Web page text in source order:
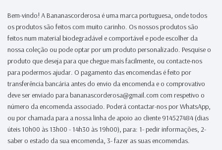
Bem-vindo! A Bananascorderosa é uma marca portuguesa, onde todos
os produtos são feitos com muito carinho. Os nossos produtos são
feitos num material biodegradável e comportável e pode escolher da
nossa coleção ou pode optar por um produto personalizado. Pesquise o
produto que deseja para que chegue mais facilmente, ou contacte-nos
para podermos ajudar. O pagamento das encomendas é feito por
transferência bancária antes do envio da encomenda e o comprovativo
deve ser enviado para bananascorderosa@gmail.com com respetivo o
número da encomenda associado. Poderá contactar-nos por WhatsApp,
ou por chamada para a nossa linha de apoio ao cliente 914527484 (dias
úteis 10h00 às 13h00 - 14h30 às 19h00), para: 1- pedir informações, 2-
saber o estado da sua encomenda, 3- fazer as suas encomendas.